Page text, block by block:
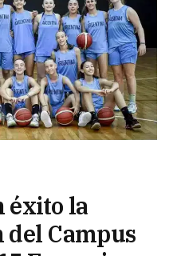
éxito la
Campus